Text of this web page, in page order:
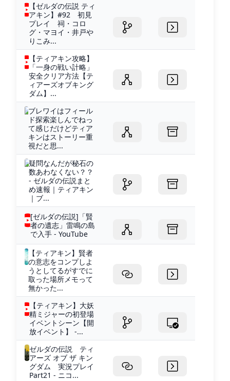
【ゼルダの伝説 ティ
アキン】#92 初見
プレイ 祠・コロ
グ・マヨイ・井戸や
りこみ...
【ティアキン攻略】
「一身の戦い計略」
安全クリア方法【テ
ィアーズオブキング
ダム】...
ブレワイはフィール
ド探索楽しんでねっ
て感じだけどティア
キンはストーリー重
視だと思...
疑問なんだが秘石の
数あわなくない？？
- ゼルダの伝説まと
め速報｜ティアキン
｜ブ...
[ゼルダの伝説]「賢
者の遺志」雷鳴の島
で入手 - YouTube
【ティアキン】賢者
の意志をコンプしよ
うとしてるがすでに
取った場所メモって
無かった...
【ティアキン】大妖
精ミジャーの初登場
イベントシーン【開
放イベント】 -...
ゼルダの伝説 ティ
アーズ オブ ザ キン
グダム 実況プレイ
Part21 - ニコ...